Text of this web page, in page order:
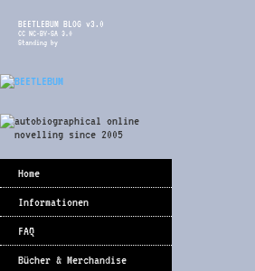
BEETLEBUM BLOG v3.0
CC NC-BY-SA 3.0
Standing by
Home
Informationen
FAQ
Bücher & Merchandise